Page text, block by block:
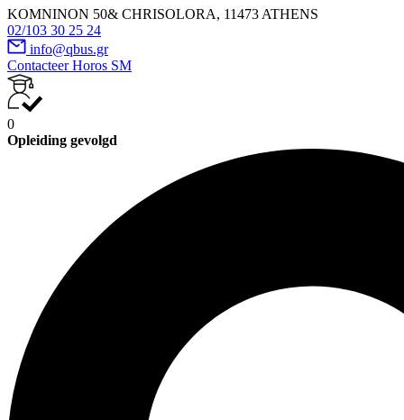
KOMNINON 50& CHRISOLORA, 11473 ATHENS
02/103 30 25 24
info@qbus.gr
Contacteer Horos SM
0
Opleiding gevolgd